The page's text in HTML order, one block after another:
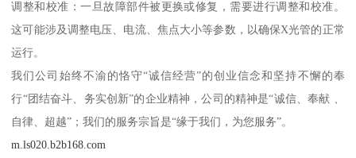
调整和校准：一旦故障部件被更换或修复，需要进行调整和校准。
这可能涉及调整电压、电流、焦点大小等参数，以确保X光管的正常
运行。
我们公司始终不渝的恪守“诚信经营”的创业信念和坚持不懈的奉
行“团结奋斗、务实创新”的企业精神，公司的精神是“诚信、奉献 、
自律、超越”；我们的服务宗旨是“缘于我们，为您服务”。
m.ls020.b2b168.com